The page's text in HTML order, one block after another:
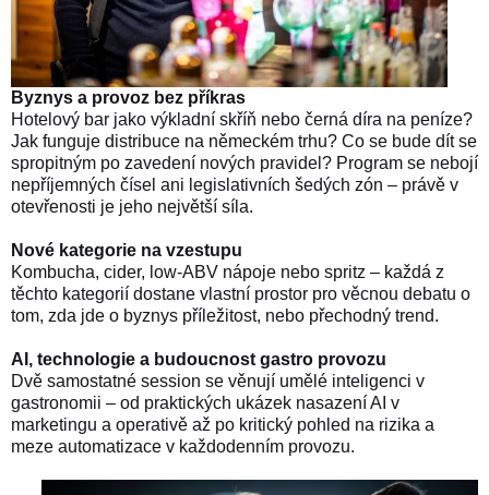
Byznys a provoz bez příkras
Hotelový bar jako výkladní skříň nebo černá díra na peníze?
Jak funguje distribuce na německém trhu? Co se bude dít se
spropitným po zavedení nových pravidel? Program se nebojí
nepříjemných čísel ani legislativních šedých zón – právě v
otevřenosti je jeho největší síla.
Nové kategorie na vzestupu
Kombucha, cider, low-ABV nápoje nebo spritz – každá z
těchto kategorií dostane vlastní prostor pro věcnou debatu o
tom, zda jde o byznys příležitost, nebo přechodný trend.
AI, technologie a budoucnost gastro provozu
Dvě samostatné session se věnují umělé inteligenci v
gastronomii – od praktických ukázek nasazení AI v
marketingu a operativě až po kritický pohled na rizika a
meze automatizace v každodenním provozu.